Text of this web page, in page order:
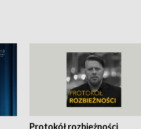
Protokół rozbieżności